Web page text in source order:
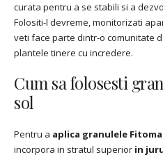
curata pentru a se stabili si a
Folositi-l devreme, monitorizati
veti face parte dintr-o comunitate
plantele tinere cu incredere.
Cum sa folosesti
sol
Pentru a aplica granulele
incorpora in stratul superior in